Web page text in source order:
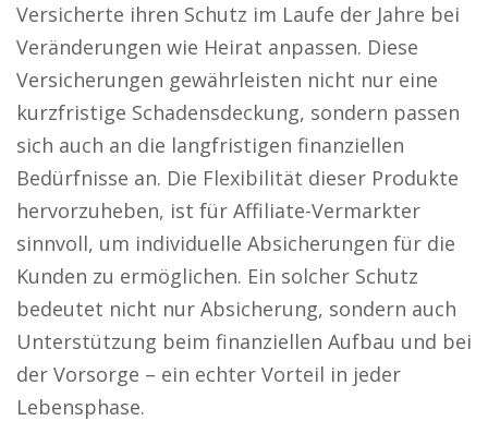
Versicherte ihren Schutz im Laufe der Jahre bei
Veränderungen wie Heirat anpassen. Diese
Versicherungen gewährleisten nicht nur eine
kurzfristige Schadensdeckung, sondern passen
sich auch an die langfristigen finanziellen
Bedürfnisse an. Die Flexibilität dieser Produkte
hervorzuheben, ist für Affiliate-Vermarkter
sinnvoll, um individuelle Absicherungen für die
Kunden zu ermöglichen. Ein solcher Schutz
bedeutet nicht nur Absicherung, sondern auch
Unterstützung beim finanziellen Aufbau und bei
der Vorsorge – ein echter Vorteil in jeder
Lebensphase.